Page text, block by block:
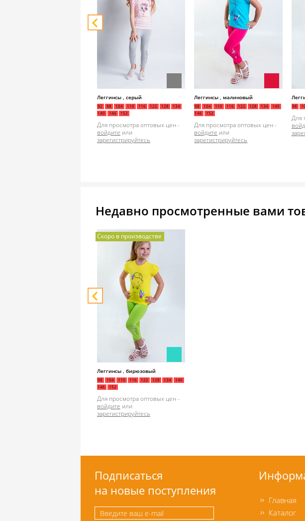
Леггинсы , серый
92 98 104 110 116 122 128
134
140
146 152
Для просмотра оптовых цен -
войдите или
зарегистрируйтесь
Леггинсы , малиновый
98 104 110 116 122 128 134
140
146
152
Для просмотра оптовых цен -
войдите или
зарегистрируйтесь
98
Для
Недавно просмотренные вами
Скоро в производстве
Леггинсы , бирюзовый
98 104 110 116 122 128 134
140
146
152
Для просмотра оптовых цен -
войдите или
зарегистрируйтесь
Подписаться
на новые поступления
Главная
Каталог